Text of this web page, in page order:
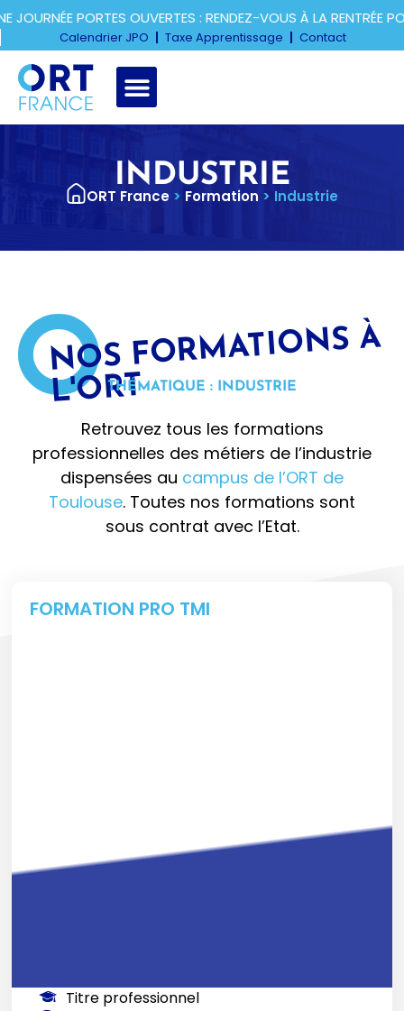
JOURNÉE PORTES OUVERTES : RENDEZ-VOUS À LA RENTRÉE
Calendrier JPO Taxe Apprentissage Contact
INDUSTRIE
ORT France > Formation > Industrie
N
OS F
OR
MATI
O
NS À
L'
ORTTHÉMATIQUE : INDUSTRIE
Retrouvez tous les formations
professionnelles des métiers de l’industrie
dispensées au campus de l’ORT de
Toulouse. Toutes nos formations sont
sous contrat avec l’Etat.
FORMATION PRO TMI
Titre professionnel